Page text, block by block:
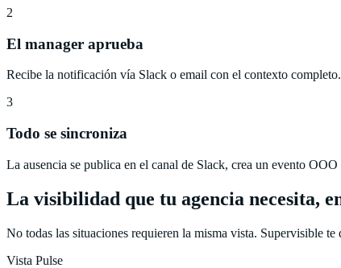
2
El manager aprueba
Recibe la notificación vía Slack o email con el contexto
3
Todo se sincroniza
La ausencia se publica en el canal de Slack, crea un evento
La visibilidad que tu agencia necesita,
No todas las situaciones requieren la misma vista. Supervisible
Vista Pulse